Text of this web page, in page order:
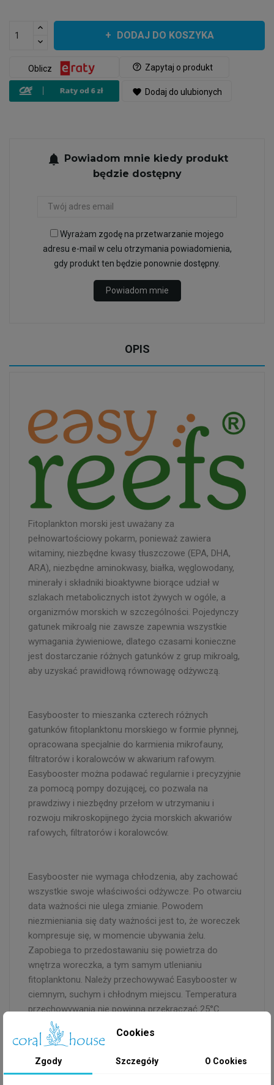
DODAJ DO KOSZYKA
help_outline Zapytaj o produkt
Oblicz
favorite Dodaj do ulubionych
notifications Powiadom mnie kiedy produkt
będzie dostępny
Wyrażam zgodę na przetwarzanie mojego
adresu e-mail w celu otrzymania powiadomienia,
gdy produkt ten będzie ponownie dostępny.
Powiadom mnie
OPIS
Fitoplankton morski jest uważany za
pełnowartościowy pokarm, ponieważ zawiera
witaminy, niezbędne kwasy tłuszczowe (EPA, DHA,
ARA), niezbędne aminokwasy, białka, węglowodany,
minerały i składniki bioaktywne biorące udział w
szlakach metabolicznych istot żywych w ogóle, a
organizmów morskich w szczególności. Pojedynczy
gatunek mikroalg nie zawsze zapewnia wszystkie
wymagania żywieniowe, dlatego czasami konieczne
jest dostarczanie różnych gatunków z grup mikroalg,
aby uzyskać prawidłową równowagę odżywczą.
Easybooster to mieszanka czterech różnych
gatunków fitoplanktonu morskiego w formie płynnej,
opracowana specjalnie do karmienia mikrofauny,
filtratorów i koralowców w akwarium rafowym.
Easybooster można podawać regularnie i precyzyjnie
za pomocą pompy dozującej, co pozwala na
prawdziwy i niezbędny przełom w utrzymaniu i
rozwoju mikroskopijnego życia morskich akwariów
rafowych, filtratorów i koralowców.
Easybooster nie wymaga chłodzenia, aby zachować
wszystkie swoje właściwości odżywcze. Po otwarciu
data ważności nie ulega zmianie. Powodem
niezmieniania się daty ważności jest to, że woreczek
kompresuje się, w momencie ubywania żelu.
Zapobiega to przedostawaniu się powietrza do
wnętrza woreczka, a tym samym utlenianiu
fitoplanktonu. Należy przechowywać Easybooster w
ciemnym, suchym i chłodnym miejscu. Temperatura
przechowywania nie powinna przekraczać 25°C.
Latem, jeśli temperatury są wyższe, zaleca się
przechowywanie w klimatyzowanym i zaciemnionym
Cookies
Zgody Szczegóły O Cookies